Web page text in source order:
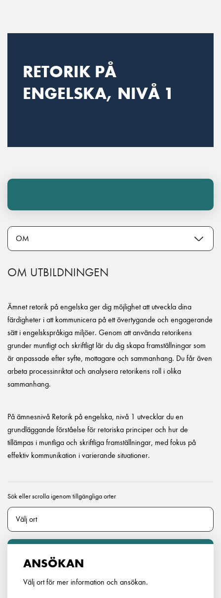
RETORIK PÅ
ENGELSKA, NIVÅ 1
OM UTBILDNINGEN
Ämnet retorik på engelska ger dig möjlighet att utveckla dina
färdigheter i att kommunicera på ett övertygande och engagerande
sätt i engelskspråkiga miljöer. Genom att använda retorikens
grunder muntligt och skriftligt lär du dig skapa framställningar som
är anpassade efter syfte, mottagare och sammanhang. Du får även
arbeta processinriktat och analysera retorikens roll i olika
sammanhang.
På ämnesnivå Retorik på engelska, nivå 1 utvecklar du en
grundläggande förståelse för retoriska principer och hur de
tillämpas i muntliga och skriftliga framställningar, med fokus på
effektiv kommunikation i varierande situationer.
Sök eller scrolla igenom tillgängliga orter
ANSÖKAN
Välj ort för mer information och ansökan.